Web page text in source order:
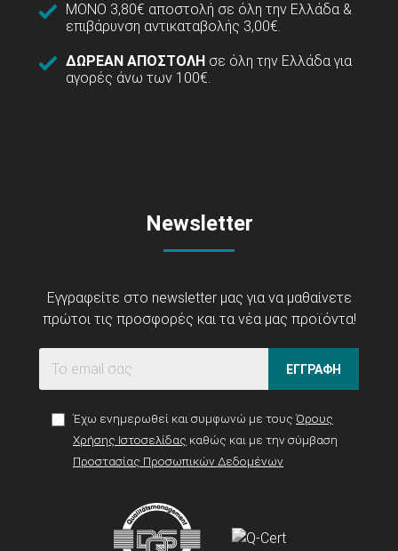
ΜΟΝΟ 3,80€ αποστολή σε όλη την Ελλάδα &
επιβάρυνση αντικαταβολής 3,00€.
ΔΩΡΕΑΝ ΑΠΟΣΤΟΛΗ σε όλη την Ελλάδα για
αγορές άνω των 100€.
Newsletter
Εγγραφείτε στο newsletter μας για να μαθαίνετε
πρώτοι τις προσφορές και τα νέα μας προϊόντα!
ΕΓΓΡΑΦΗ
Έχω ενημερωθεί και συμφωνώ με τους Όρους
Χρήσης Ιστοσελίδας καθώς και με την σύμβαση
Προστασίας Προσωπικών Δεδομένων